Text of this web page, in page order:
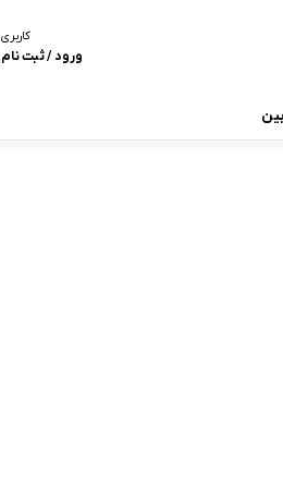
کاربری
ورود / ثبت نام